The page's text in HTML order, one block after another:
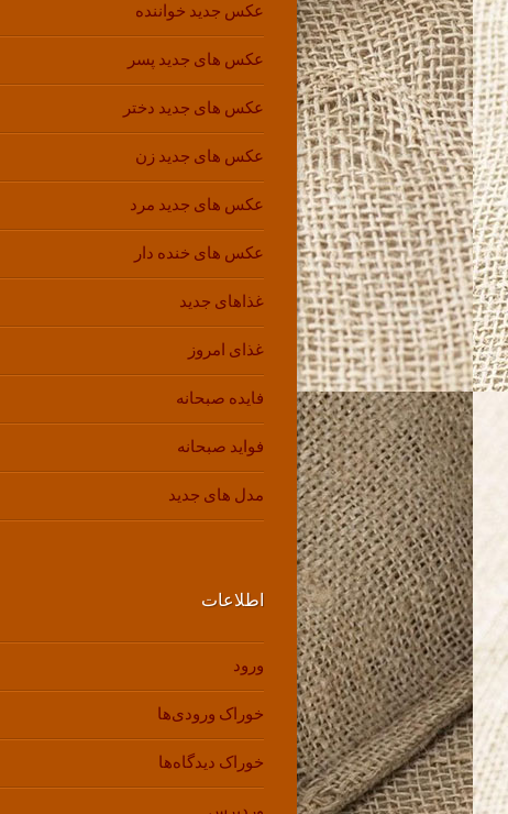
عکس جدید خواننده
عکس های جدید پسر
عکس های جدید دختر
عکس های جدید زن
عکس های جدید مرد
عکس های خنده دار
غذاهای جدید
غذای امروز
فایده صبحانه
فواید صبحانه
مدل های جدید
اطلاعات
ورود
خوراک ورودی‌ها
خوراک دیدگاه‌ها